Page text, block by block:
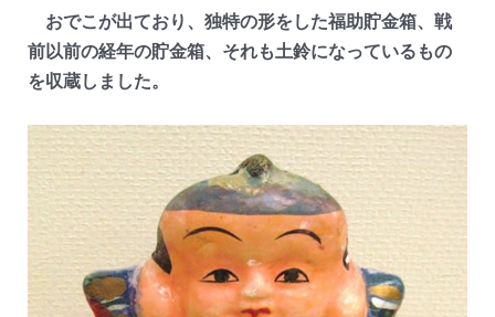
おでこが出ており、独特の形をした福助貯金箱、戦
前以前の経年の貯金箱、それも土鈴になっているもの
を収蔵しました。